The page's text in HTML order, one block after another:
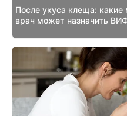
После укуса клеща: какие
врач может назначить